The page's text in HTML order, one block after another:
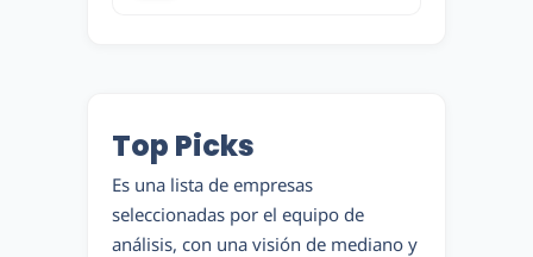
Top Picks
Es una lista de empresas
seleccionadas por el equipo de
análisis, con una visión de mediano y